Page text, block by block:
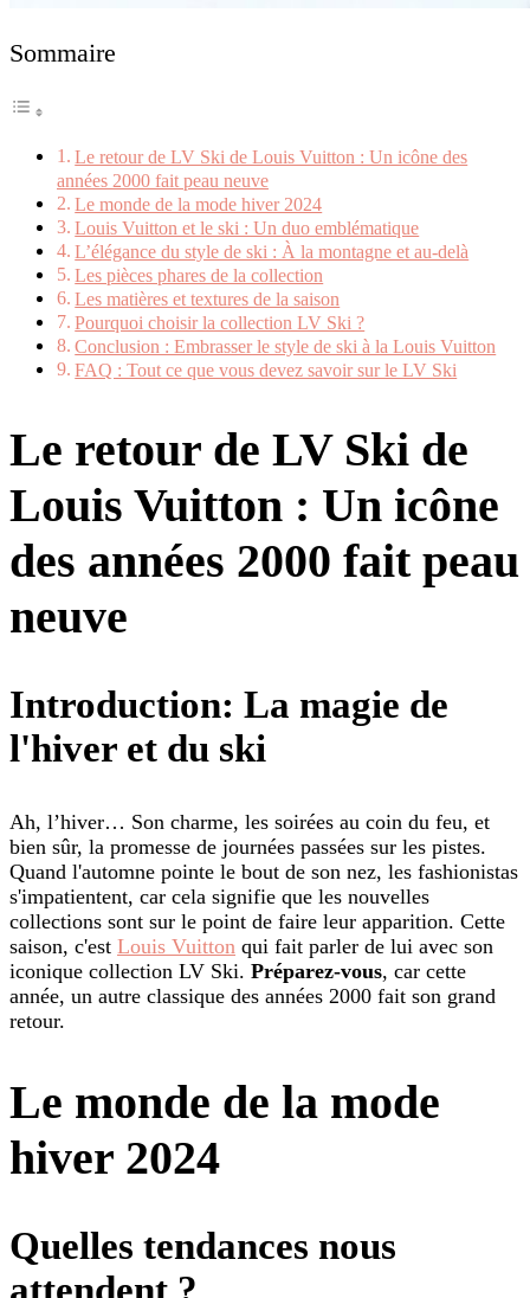
Sommaire
Le retour de LV Ski de Louis Vuitton : Un icône des
années 2000 fait peau neuve
Le monde de la mode hiver 2024
Louis Vuitton et le ski : Un duo emblématique
L’élégance du style de ski : À la montagne et au-delà
Les pièces phares de la collection
Les matières et textures de la saison
Pourquoi choisir la collection LV Ski ?
Conclusion : Embrasser le style de ski à la Louis Vuitton
FAQ : Tout ce que vous devez savoir sur le LV Ski
Le retour de LV Ski de
Louis Vuitton : Un icône
des années 2000 fait peau
neuve
Introduction: La magie de
l'hiver et du ski
Ah, l’hiver… Son charme, les soirées au coin du feu, et
bien sûr, la promesse de journées passées sur les pistes.
Quand l'automne pointe le bout de son nez, les fashionistas
s'impatientent, car cela signifie que les nouvelles
collections sont sur le point de faire leur apparition. Cette
saison, c'est Louis Vuitton qui fait parler de lui avec son
iconique collection LV Ski. Préparez-vous, car cette
année, un autre classique des années 2000 fait son grand
retour.
Le monde de la mode
hiver 2024
Quelles tendances nous
attendent ?